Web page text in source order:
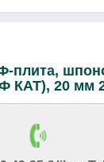
плита,
КАТ), 20 мм